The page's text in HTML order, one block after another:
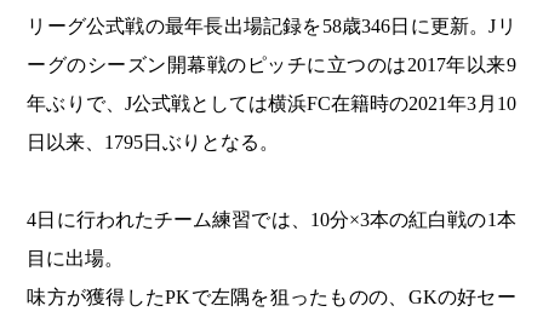
リーグ公式戦の最年長出場記録を58歳346日に更新。Jリ
ーグのシーズン開幕戦のピッチに立つのは2017年以来9
年ぶりで、J公式戦としては横浜FC在籍時の2021年3月10
日以来、1795日ぶりとなる。
4日に行われたチーム練習では、10分×3本の紅白戦の1本
目に出場。
味方が獲得したPKで左隅を狙ったものの、GKの好セー